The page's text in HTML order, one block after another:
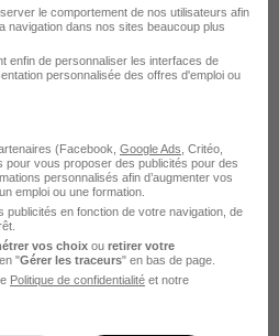
Sainte-Baume
Valette-du-Var
du-Var
La Valette-du-Var
du Var 83 H/F
le comportement de nos utilisateurs afin
navigation dans nos sites beaucoup plus
enfin de personnaliser les interfaces de
personnalisée des offres d'emploi ou
(Facebook, Google Ads , Critéo,
pour vous proposer des publicités pour des
personnalisés afin d’augmenter vos
emploi ou une formation.
publicités en fonction de votre navigation, de
vos choix ou retirer votre
"Gérer les traceurs" en bas de page.
Politique de confidentialité et notre